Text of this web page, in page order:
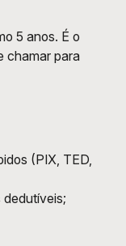
5 anos. É o
chamar para
(PIX, TED,